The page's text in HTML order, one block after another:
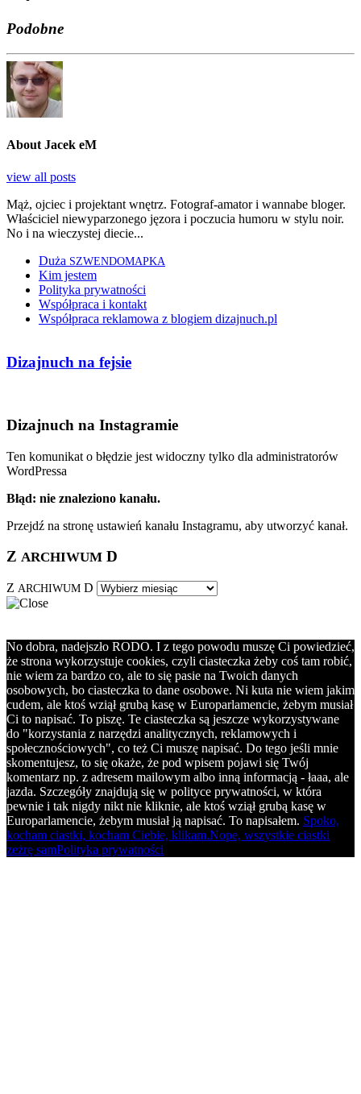
Podobne
About Jacek eM
view all posts
Mąż, ojciec i projektant wnętrz. Fotograf-amator i wannabe bloger.
Właściciel niewyparzonego jęzora i poczucia humoru w stylu noir.
No i na wieczystej diecie...
Duża SZWENDOMAPKA
Kim jestem
Polityka prywatności
Współpraca i kontakt
Współpraca reklamowa z blogiem dizajnuch.pl
Dizajnuch na fejsie
Dizajnuch na Instagramie
Ten komunikat o błędzie jest widoczny tylko dla administratorów
WordPressa
Błąd: nie znaleziono kanału.
Przejdź na stronę ustawień kanału Instagramu, aby utworzyć kanał.
Z ARCHIWUM D
Z ARCHIWUM D
No dobra, nadejszło RODO. I z tego powodu muszę Ci powiedzieć,
że strona wykorzystuje cookies, czyli ciasteczka żeby coś tam robić,
nie wiem za bardzo co, ale to się pasie na Twoich danych
osobowych, bo ciasteczka to dane osobowe. Ni kuta nie wiem jakim
cudem, ale ktoś wziął grubą kasę w Europarlamencie, żebym musiał
Ci to napisać. To piszę. Te ciasteczka są jeszcze wykorzystywane
do "korzystania z narzędzi analitycznych, reklamowych i
społecznościowych", co też Ci muszę napisać. Do tego jeśli mnie
skomentujesz, to się okaże, że pod wpisem pojawi się Twój
komentarz np. z adresem mailowym albo inną informacją - łaaa, ale
jazda. Szczegóły znajdują się w polityce prywatności, w która
pewnie i tak nigdy nikt nie kliknie, ale ktoś wziął grubą kasę w
Europarlamencie, żebym musiał ją napisać. To napisałem. Spoko,
kocham ciastki, kocham Ciebie, klikam.Nope, wszystkie ciastki
zeżrę samPolityka prywatności